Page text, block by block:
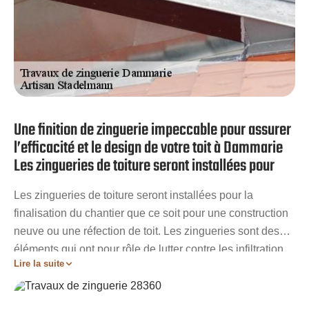
Une finition de zinguerie impeccable pour assurer
l’efficacité et le design de votre toit à Dammarie
Les zingueries de toiture seront installées pour
Les zingueries de toiture seront installées pour la
finalisation du chantier que ce soit pour une construction
neuve ou une réfection de toit. Les zingueries sont des
éléments qui ont pour rôle de lutter contre les infiltration
l‘eau et d’optimiser l’efficacité de votre toit dans son rôle
d’étancheur. En plus de leur rôle de protection, les
Lire la suite